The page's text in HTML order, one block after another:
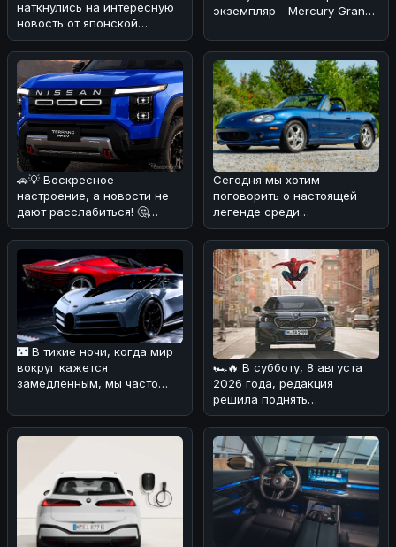
наткнулись на интересную
новость от японской
компании Trust, которая
решила объед
экземпляр - Mercury Grand
выг
🚗💡 Воскресное
настроение, а новости не
дают расслабиться! 🤔
Появились слухи о
возможном возрожден
Сегодня мы хотим
поговорить о настоящей
легенде среди
автомобилей — Mazda MX-
5 Miata 1999 года в юби
🌃 В тихие ночи, когда мир
вокруг кажется
замедленным, мы часто
значит быть
🏎🔥 В субботу, 8 августа
2026 года, редакция
решила поднять
интересную тему,
связанную с BMW. На дн